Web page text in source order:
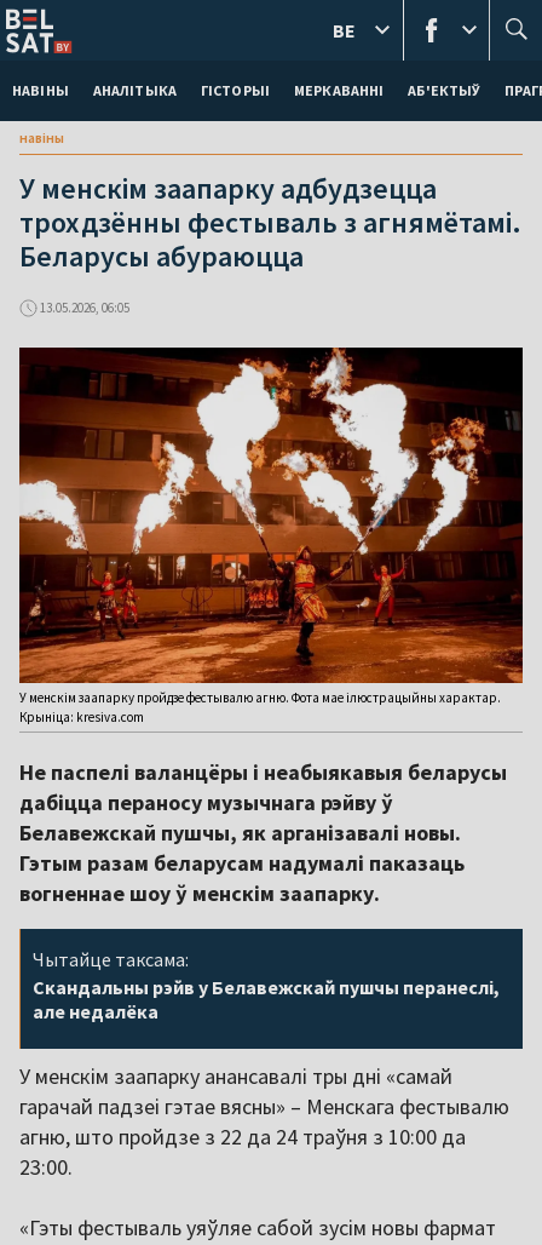
НАВІНЫ АНАЛІТЫКА ГІСТОРЫІ МЕРКАВАННI АБ'ЕКТЫЎ
BE
навіны
У менскім заапарку адбудзецца
трохдзённы фестываль з агнямётамі.
Беларусы абураюцца
13.05.2026, 06:05
У менскім заапарку пройдзе фестывалю агню. Фота мае ілюстрацыйны характар.
Крыніца: kresiva.com
Не паспелі валанцёры і неабыякавыя беларусы
дабіцца пераносу музычнага рэйву ў
Белавежскай пушчы, як арганізавалі новы.
Гэтым разам беларусам надумалі паказаць
вогненнае шоу ў менскім заапарку.
Чытайце таксама:
Скандальны рэйв у Белавежскай пушчы перанеслі,
але недалёка
У менскім заапарку анансавалі тры дні «самай
гарачай падзеі гэтае вясны» – Менскага фестывалю
агню, што пройдзе з 22 да 24 траўня з 10:00 да
23:00.
«Гэты фестываль уяўляе сабой зусім новы фармат